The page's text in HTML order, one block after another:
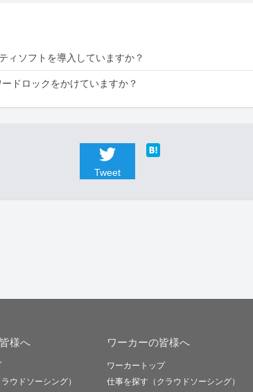
ィソフトを導入していますか？
ドロックをかけていますか？
Tweet
様へ
ウドソーシング）
ワーカーの皆様へ
ワーカートップ
仕事を探す（クラウドソーシング）